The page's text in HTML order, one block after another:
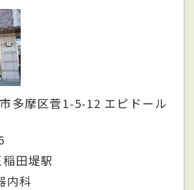
多摩区菅1-5-12 エピドール
田堤駅
内科